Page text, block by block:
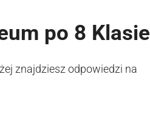
po 8 Klasie
znajdziesz odpowiedzi na